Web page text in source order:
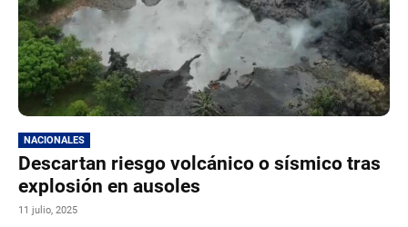
NACIONALES
Descartan riesgo volcánico o sísmico tras
explosión en ausoles
11 julio, 2025